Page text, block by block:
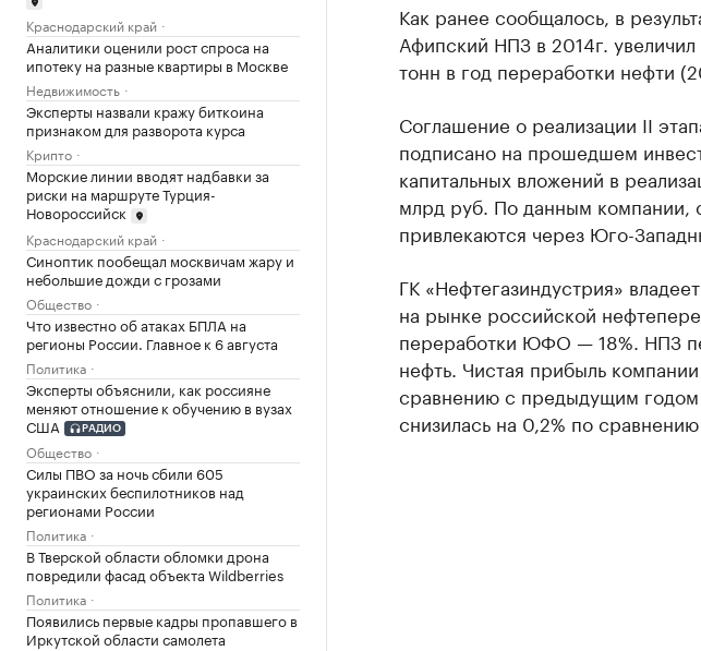
Краснодарский край
Аналитики оценили рост спроса на
ипотеку на разные квартиры в Москве
Недвижимость
Эксперты назвали кражу биткоина
признаком для разворота курса
Крипто
Морские линии вводят надбавки за
риски на маршруте Турция-
Новороссийск
Краснодарский край
Синоптик пообещал москвичам жару и
небольшие дожди с грозами
Общество
Что известно об атаках БПЛА на
регионы России. Главное к 6 августа
Политика
Эксперты объяснили, как россияне
меняют отношение к обучению в вузах
США
РАДИО
Общество
Силы ПВО за ночь сбили 605
украинских беспилотников над
регионами России
Политика
В Тверской области обломки дрона
повредили фасад объекта Wildberries
Политика
Появились первые кадры пропавшего в
Иркутской области самолета
Как ранее сообщалось, в
Афипский НПЗ в 2014г.
тонн в год переработки нефти
Соглашение о реализации II
подписано на прошедшем
капитальных вложений в
млрд руб. По данным компании,
привлекаются через Юго-
ГК «Нефтегазиндустрия»
на рынке российской
переработки ЮФО — 18%. НПЗ
нефть. Чистая прибыль
сравнению с предыдущим годом
снизилась на 0,2% по